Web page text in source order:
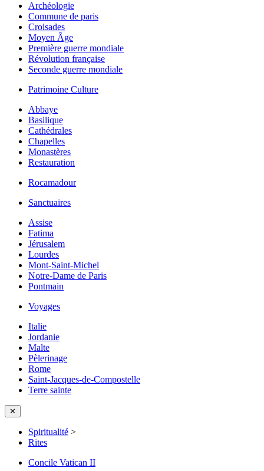
Archéologie
Commune de paris
Croisades
Moyen Âge
Première guerre mondiale
Révolution française
Seconde guerre mondiale
Patrimoine Culture
Abbaye
Basilique
Cathédrales
Chapelles
Monastères
Restauration
Rocamadour
Sanctuaires
Assise
Fatima
Jérusalem
Lourdes
Mont-Saint-Michel
Notre-Dame de Paris
Pontmain
Voyages
Italie
Jordanie
Malte
Pèlerinage
Rome
Saint-Jacques-de-Compostelle
Terre sainte
✕
Spiritualité >
Rites
Concile Vatican II